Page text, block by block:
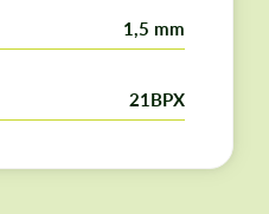
1,5 mm
21BPX